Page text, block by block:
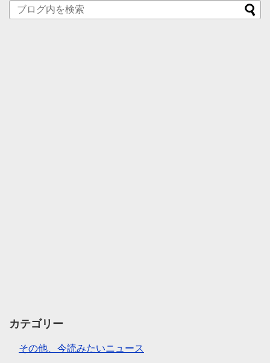
カテゴリー
その他、今読みたいニュース